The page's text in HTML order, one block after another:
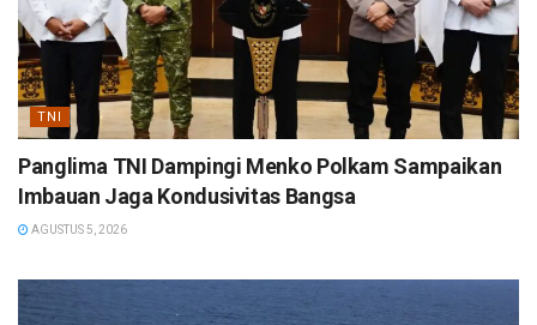
TNI
Panglima TNI Dampingi Menko Polkam Sampaikan
Imbauan Jaga Kondusivitas Bangsa
AGUSTUS 5, 2026